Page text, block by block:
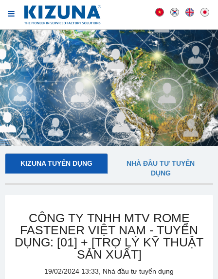
KIZUNA TUYỂN DỤNG
NHÀ ĐẦU TƯ TUYỂN
DỤNG
CÔNG TY TNHH MTV ROME
FASTENER VIỆT NAM - TUYỂN
DỤNG: [01] + [TRỢ LÝ KỸ THUẬT
SẢN XUẤT]
19/02/2024 13:33, Nhà đầu tư tuyển dụng